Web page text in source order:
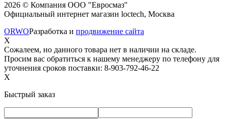
2026 © Компания ООО "Евросмаз"
Официальный интернет магазин loctech, Москва
ORWOРазработка и продвижение сайта
X
Сожалеем, но данного товара нет в наличии на складе.
Просим вас обратиться к нашему менеджеру по телефону для
уточнения сроков поставки: 8-903-792-46-22
X
Быстрый заказ